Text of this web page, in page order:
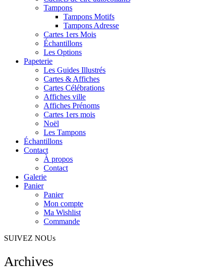
Tampons
Tampons Motifs
Tampons Adresse
Cartes 1ers Mois
Échantillons
Les Options
Papeterie
Les Guides Illustrés
Cartes & Affiches
Cartes Célébrations
Affiches ville
Affiches Prénoms
Cartes 1ers mois
Noël
Les Tampons
Échantillons
Contact
À propos
Contact
Galerie
Panier
Panier
Mon compte
Ma Wishlist
Commande
SUIVEZ NOUs
Archives